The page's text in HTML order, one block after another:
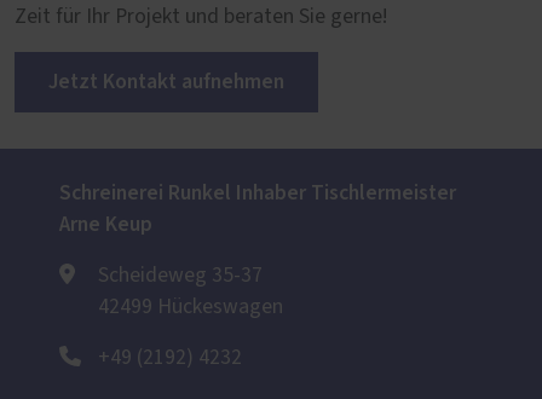
Zeit für Ihr Projekt und beraten Sie gerne!
Jetzt Kontakt aufnehmen
Schreinerei Runkel Inhaber Tischlermeister
Arne Keup
Scheideweg 35-37
42499 Hückeswagen
+49 (2192) 4232